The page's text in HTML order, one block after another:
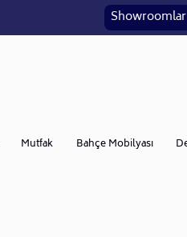
Showroomlar
Mutfak Bahçe Mobilyası